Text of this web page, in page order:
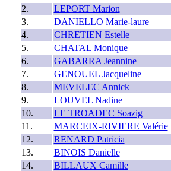
2.
LEPORT Marion
3.
DANIELLO Marie-laure
4.
CHRETIEN Estelle
5.
CHATAL Monique
6.
GABARRA Jeannine
7.
GENOUEL Jacqueline
8.
MEVELEC Annick
9.
LOUVEL Nadine
10.
LE TROADEC Soazig
11.
MARCEIX-RIVIERE Valérie
12.
RENARD Patricia
13.
BINOIS Danielle
14.
BILLAUX Camille